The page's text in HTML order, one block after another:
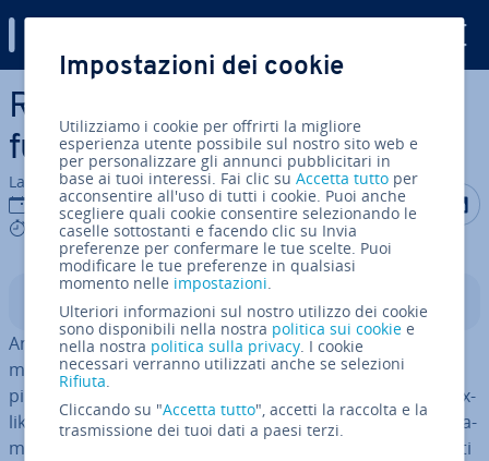
Vai al contenuto prin­ci­pa­le
Root (su Android): come
funziona l’accesso
La redazione di IONOS
03 feb 2020
9 mins
Condividi
Indice
Android e iOS sono i sistemi operativi standard della
maggior parte dei modelli di smart­pho­ne e tablet, tra i
più diffusi a livello mondiale. Anche se i due sistemi Unix-
like dif­fe­ri­sco­no in maniera so­stan­zia­le nel loro fun­zio­na­
men­to, hanno alcune so­mi­glian­ze basilari. Uno dei punti
Impostazioni dei cookie
Utilizziamo i cookie per offrirti la migliore
esperienza utente possibile sul nostro sito web e
per personalizzare gli annunci pubblicitari in
base ai tuoi interessi. Fai clic suAccetta tutto per
acconsentire all'uso di tutti i cookie. Puoi anche
scegliere quali cookie consentire selezionando le
caselle sottostanti e facendo clic su Invia
preferenze per confermare le tue scelte. Puoi
modificare le tue preferenze in qualsiasi
momento nelle impostazioni.
Ulteriori informazioni sul nostro utilizzo dei cookie
sono disponibili nella nostra politica sui cookie e
nella nostra politica sulla privacy. I cookie
necessari verranno utilizzati anche se selezioni
Rifiuta.
Cliccando su "Accetta tutto", accetti la raccolta e la
trasmissione dei tuoi dati a paesi terzi.